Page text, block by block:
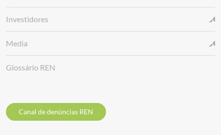
Investidores
Media
Glossário REN
Canal de denúncias REN